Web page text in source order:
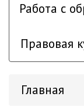
Работа с
Правовая
Главная